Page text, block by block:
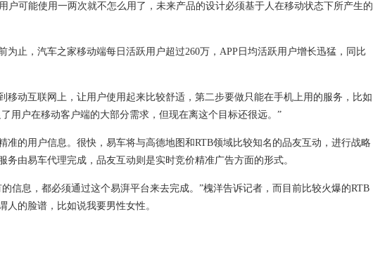
户可能使用一两次就不怎么用了，未来产品的设计必须基于人在移动状态下所产生的
，汽车之家移动端每日活跃用户超过260万，APP日均活跃用户增长迅猛，同比
动互联网上，让用户使用起来比较舒适，第二步要做只能在手机上用的服务，比如
用户在移动客户端的大部分需求，但现在离这个目标还很远。”
的用户信息。很快，易车将与高德地图和RTB领域比较知名的品友互动，进行战略
由易车代理完成，品友互动则是实时竞价精准广告方面的形式。
息，都必须通过这个易湃平台来去完成。”槐洋告诉记者，而目前比较火爆的RTB
的脸谱，比如说我要男性女性。